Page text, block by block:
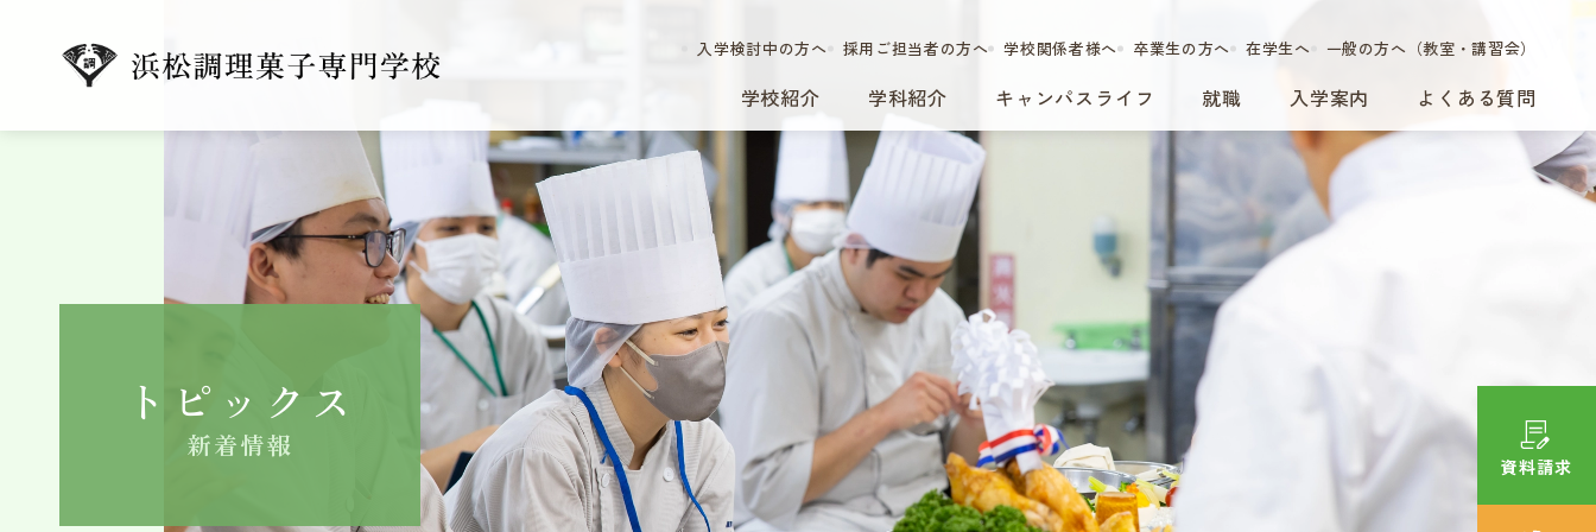
学校紹介 学科紹介 キャンパスライフ 就職 入学案内 よくある質問
入学検討中の方へ 採用ご担当者の方へ 学校関係者様へ 卒業生の方へ 在学生へ 一般の方へ（教室・講習会）
トピックス
新着情報
資料請求